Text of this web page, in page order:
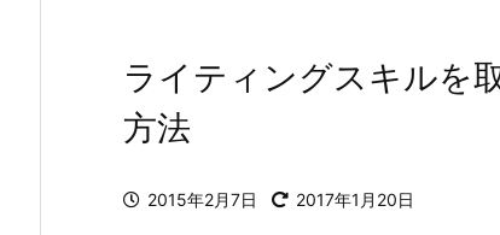
ライティングスキルを
方法
2015年2月7日 2017年1月20日